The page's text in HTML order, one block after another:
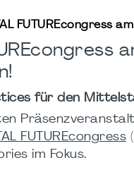
FUTUREcongress
für den
FUTUREcongress
im Fokus.